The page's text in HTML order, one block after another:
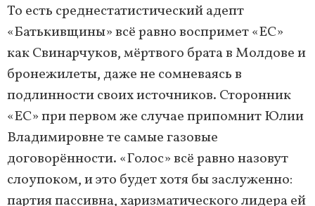
То есть среднестатистический адепт
«Батькивщины» всё равно воспримет «ЕС»
как Свинарчуков, мёртвого брата в Молдове и
бронежилеты, даже не сомневаясь в
подлинности своих источников. Сторонник
«ЕС» при первом же случае припомнит Юлии
Владимировне те самые газовые
договорённости. «Голос» всё равно назовут
слоупоком, и это будет хотя бы заслуженно:
партия пассивна, харизматического лидера ей